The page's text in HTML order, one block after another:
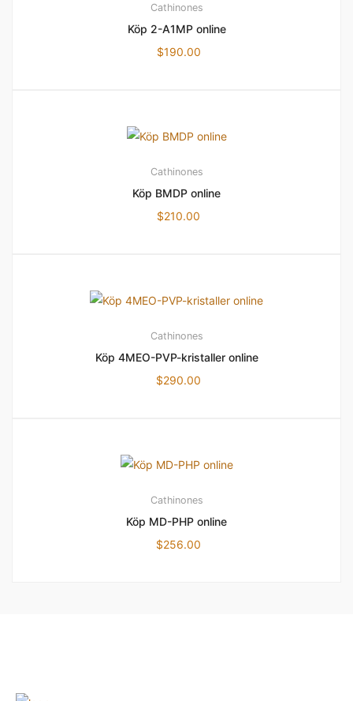
Cathinones
Köp 2-A1MP online
$190.00
Cathinones
Köp BMDP online
$210.00
Cathinones
Köp 4MEO-PVP-kristaller online
$290.00
Cathinones
Köp MD-PHP online
$256.00